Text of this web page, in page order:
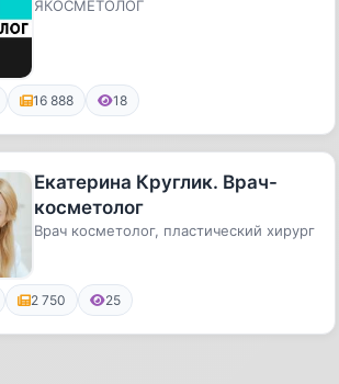
ЯКОСМЕТОЛОГ
16 888 18
Екатерина Круглик. Врач-
косметолог
Врач косметолог, пластический хирург
2 750 25